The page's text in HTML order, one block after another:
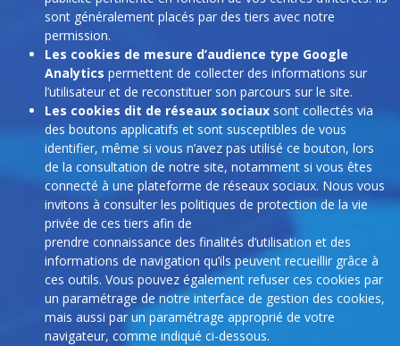
sont généralement placés par des tiers avec notre
permission.
Les cookies de mesure d’audience type Google
Analytics permettent de collecter des informations sur
l’utilisateur et de reconstituer son parcours sur le site.
Les cookies dit de réseaux sociaux sont collectés via
des boutons applicatifs et sont susceptibles de vous
identifier, même si vous n’avez pas utilisé ce bouton, lors
de la consultation de notre site, notamment si vous êtes
connecté à une plateforme de réseaux sociaux. Nous vous
invitons à consulter les politiques de protection de la vie
privée de ces tiers afin de
prendre connaissance des finalités d’utilisation et des
informations de navigation qu’ils peuvent recueillir grâce à
ces outils. Vous pouvez également refuser ces cookies par
un paramétrage de notre interface de gestion des cookies,
mais aussi par un paramétrage approprié de votre
navigateur, comme indiqué ci-dessous.